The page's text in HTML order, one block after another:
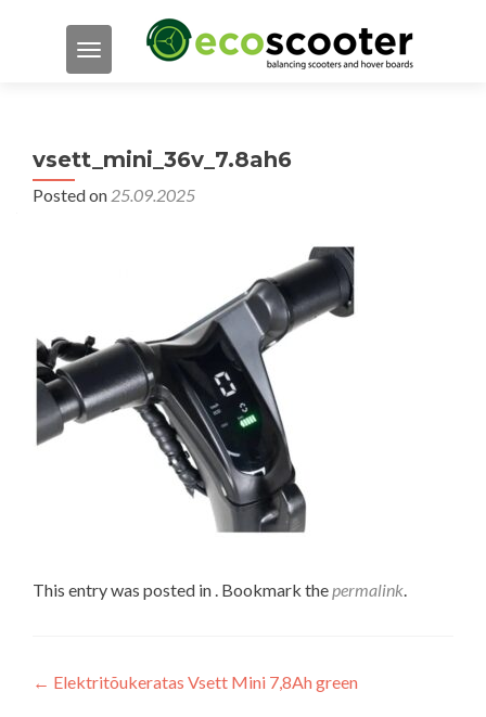
TOGGLE NAVIGATION
vsett_mini_36v_7.8ah6
Posted on 25.09.2025
This entry was posted in . Bookmark thepermalink.
Navigeerimine
← Elektritõukeratas Vsett Mini 7,8Ah green